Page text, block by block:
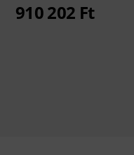
910 202 Ft